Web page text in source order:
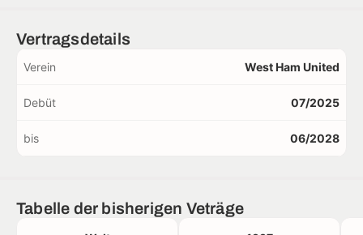
Vertragsdetails
Verein West Ham United
Debüt 07/2025
bis 06/2028
Tabelle der bisherigen Veträge